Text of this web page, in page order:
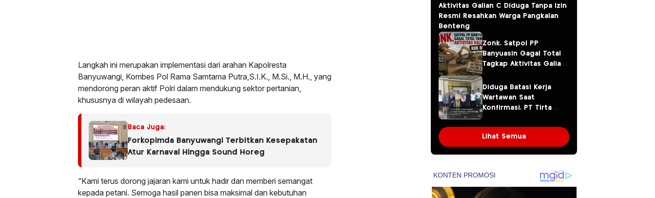
Langkah ini merupakan implementasi dari arahan Kapolresta
Banyuwangi, Kombes Pol Rama Samtama Putra,S.I.K., M.Si., M.H., yang
mendorong peran aktif Polri dalam mendukung sektor pertanian,
khususnya di wilayah pedesaan.
Baca Juga:
Forkopimda Banyuwangi Terbitkan Kesepakatan
Atur Karnaval Hingga Sound Horeg
“Kami terus dorong jajaran kami untuk hadir dan memberi semangat
kepada petani. Semoga hasil panen bisa maksimal dan kebutuhan
Aktivitas Galian C Diduga Tanpa Izin
Resmi Resahkan Warga Pangkalan
Benteng
Zonk, Satpol PP
Banyuasin Gagal Total
Tagkap Aktivitas Galian
Diduga Batasi Kerja
Wartawan Saat
Konfirmasi, PT Tirta
Sorotan
Lihat Semua